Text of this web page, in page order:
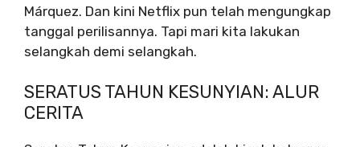
Márquez. Dan kini Netflix pun telah mengungkap
tanggal perilisannya. Tapi mari kita lakukan
selangkah demi selangkah.
SERATUS TAHUN KESUNYIAN: ALUR
CERITA